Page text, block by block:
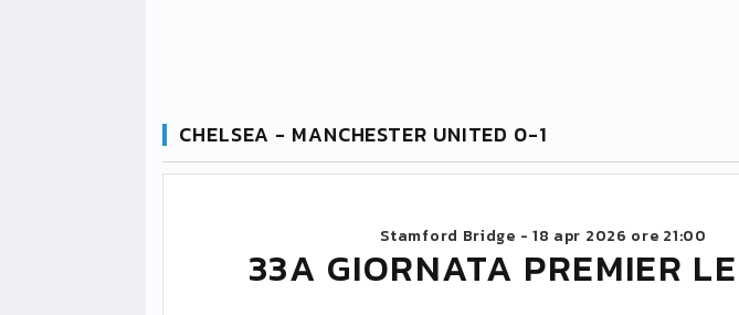
CHELSEA - MANCHESTER UNITED 0-1
Stamford Bridge - 18 apr 2026 ore 21:00
33A GIORNATA PREMIER